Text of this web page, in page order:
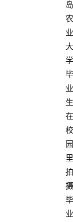
岛
农
业
大
学
毕
业
生
在
校
园
里
拍
摄
毕
业